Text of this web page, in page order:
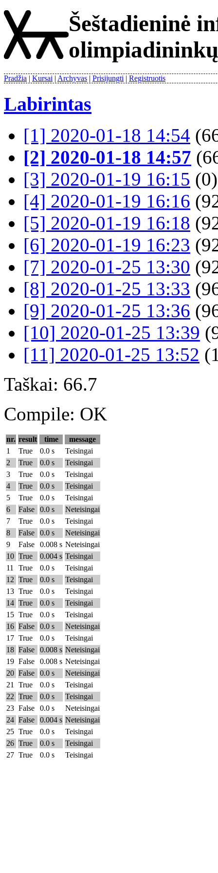
Šeštadieninė
Pradžia Kursai Archyvas Prisijungti Registruotis
Labirintas
[1] 2020-01-18 14:54
[2] 2020-01-18 14:57
[3] 2020-01-19 16:15 (0)
[4] 2020-01-19 16:16
[5] 2020-01-19 16:18
[6] 2020-01-19 16:23
[7] 2020-01-25 13:30
[8] 2020-01-25 13:33
[9] 2020-01-25 13:36
[10] 2020-01-25 13:39
[11] 2020-01-25 13:52
Taškai: 66.7
Compile: OK
nr. result time
message
1
True 0.0 s
Teisingai
2
True 0.0 s
Teisingai
3
True 0.0 s
Teisingai
4
True 0.0 s
Teisingai
5
True 0.0 s
Teisingai
6
False 0.0 s
Neteisingai
7
True 0.0 s
Teisingai
8
False 0.0 s
Neteisingai
9
False 0.008 s Neteisingai
10 True 0.004 s Teisingai
11
True 0.0 s
Teisingai
12 True 0.0 s
Teisingai
13 True 0.0 s
Teisingai
14 True 0.0 s
Teisingai
15 True 0.0 s
Teisingai
16 False 0.0 s
Neteisingai
17 True 0.0 s
Teisingai
18 False 0.008 s Neteisingai
19 False 0.008 s Neteisingai
20 False 0.0 s
Neteisingai
21
True 0.0 s
Teisingai
22 True 0.0 s
Teisingai
23 False 0.0 s
Neteisingai
24 False 0.004 s Neteisingai
25 True 0.0 s
Teisingai
26 True 0.0 s
Teisingai
27 True 0.0 s Teisingai